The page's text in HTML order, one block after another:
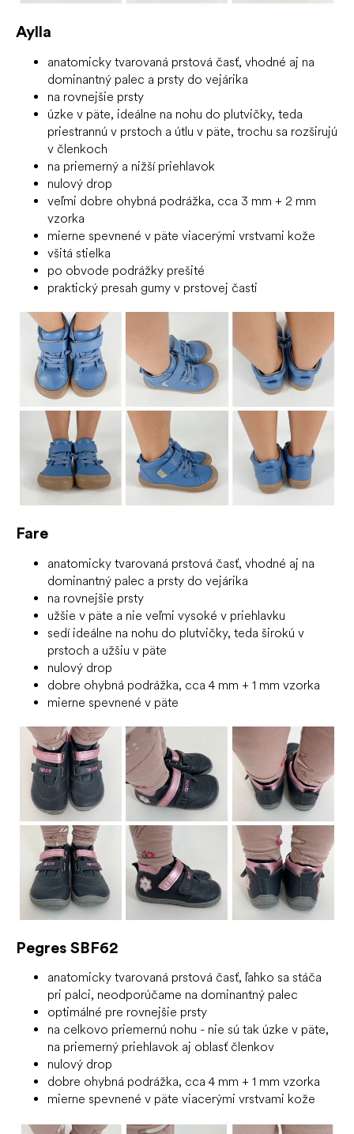
Aylla
anatomicky tvarovaná prstová časť, vhodné aj na
dominantný palec a prsty do vejárika
na rovnejšie prsty
úzke v päte, ideálne na nohu do plutvičky, teda
priestrannú v prstoch a útlu v päte, trochu sa rozširujú
v členkoch
na priemerný a nižší priehlavok
nulový drop
veľmi dobre ohybná podrážka, cca 3 mm + 2 mm
vzorka
mierne spevnené v päte viacerými vrstvami kože
všitá stielka
po obvode podrážky prešité
praktický presah gumy v prstovej časti
Fare
anatomicky tvarovaná prstová časť, vhodné aj na
dominantný palec a prsty do vejárika
na rovnejšie prsty
užšie v päte a nie veľmi vysoké v priehlavku
sedí ideálne na nohu do plutvičky, teda širokú v
prstoch a užšiu v päte
nulový drop
dobre ohybná podrážka, cca 4 mm + 1 mm vzorka
mierne spevnené v päte
Pegres SBF62
anatomicky tvarovaná prstová časť, ľahko sa stáča
pri palci, neodporúčame na dominantný palec
optimálné pre rovnejšie prsty
na celkovo priemernú nohu - nie sú tak úzke v päte,
na priemerný priehlavok aj oblasť členkov
nulový drop
dobre ohybná podrážka, cca 4 mm + 1 mm vzorka
mierne spevnené v päte viacerými vrstvami kože